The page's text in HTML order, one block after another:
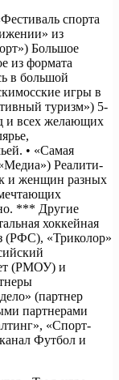
спорта
из
Большое
из формата
в большой
игры в
туризм») 5-
и всех желающих
• «Самая
Реалити-
и женщин разных
*** Другие
хоккейная
(РФС), «Триколор»
(РМОУ) и
(партнер
партнерами
«Спорт-
Футбол и